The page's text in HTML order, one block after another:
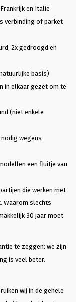
en Italië
verbinding of parket
2x gedroogd en
basis)
in elkaar gezet om te
(niet enkele
nodig wegens
een fluitje van
die werken met
Waarom slechts
30 jaar moet
te zeggen: we zijn
is veel beter.
wij in de gehele